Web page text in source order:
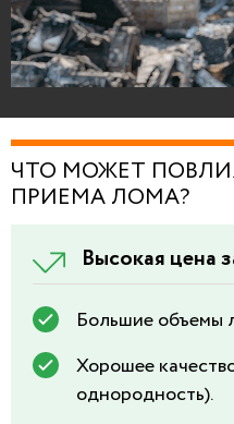
ЧТО МОЖЕТ
ПРИЕМА ЛОМА?
Высокая цена
Большие объемы
Хорошее
однородность).